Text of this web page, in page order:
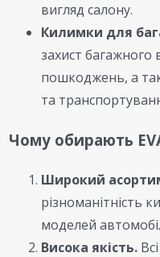
вигляд салону.
Килимки для
захист багажного
пошкоджень, а
та
Чому обирають
Широкий
різноманітність
моделей
Висока якість.